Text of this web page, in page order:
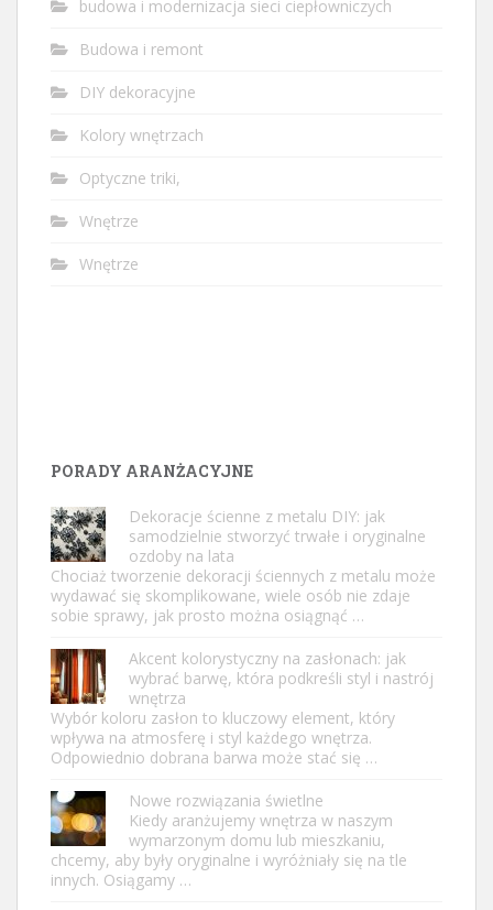
budowa i modernizacja sieci ciepłowniczych
Budowa i remont
DIY dekoracyjne
Kolory wnętrzach
Optyczne triki,
Wnętrze
Wnętrze
PORADY ARANŻACYJNE
Dekoracje ścienne z metalu DIY: jak
samodzielnie stworzyć trwałe i oryginalne
ozdoby na lata
Chociaż tworzenie dekoracji ściennych z metalu może
wydawać się skomplikowane, wiele osób nie zdaje
sobie sprawy, jak prosto można osiągnąć …
Akcent kolorystyczny na zasłonach: jak
wybrać barwę, która podkreśli styl i nastrój
wnętrza
Wybór koloru zasłon to kluczowy element, który
wpływa na atmosferę i styl każdego wnętrza.
Odpowiednio dobrana barwa może stać się …
Nowe rozwiązania świetlne
Kiedy aranżujemy wnętrza w naszym
wymarzonym domu lub mieszkaniu,
chcemy, aby były oryginalne i wyróżniały się na tle
innych. Osiągamy …